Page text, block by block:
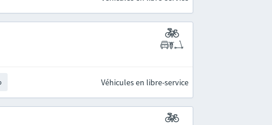
Véhicules en libre-service